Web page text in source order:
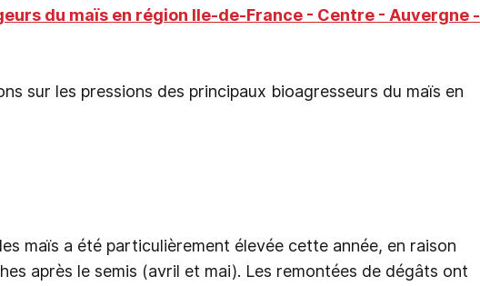
du maïs en région Ile-de-France - Centre - Auvergne -
sur les pressions des principaux bioagresseurs du maïs en
maïs a été particulièrement élevée cette année, en raison
après le semis (avril et mai). Les remontées de dégâts ont